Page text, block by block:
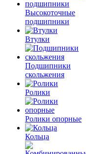
Высокоточные
подшипники
Втулки
Подшипники
скольжения
Ролики
Ролики опорные
Кольца